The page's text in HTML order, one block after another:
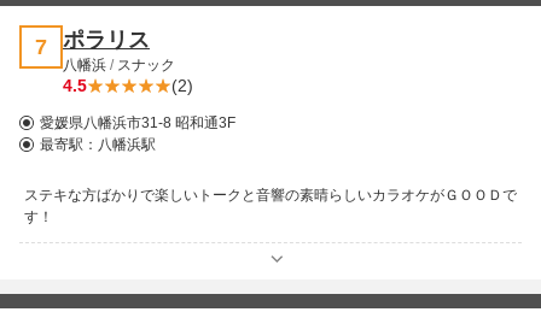
7 ポラリス
八幡浜 / スナック
4.5 (2)
愛媛県八幡浜市31-8 昭和通3F
最寄駅： 八幡浜駅
ステキな方ばかりで楽しいトークと音響の素晴らしいカラオケがＧＯＯＤで
す！